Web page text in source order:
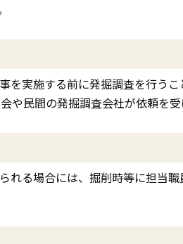
実施する前に発掘調査を行う
民間の発掘調査会社が依頼を受
る場合には、掘削時等に担当